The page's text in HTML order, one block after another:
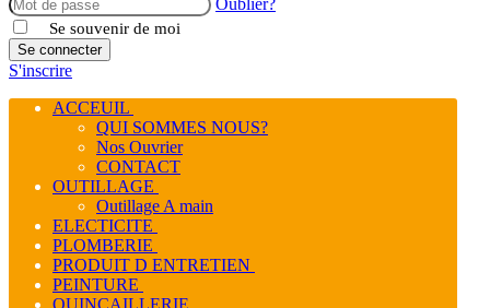
Se souvenir de moi
Se connecter
S'inscrire
ACCEUIL
QUI SOMMES NOUS?
Nos Ouvrier
CONTACT
OUTILLAGE
Outillage A main
ELECTICITE
PLOMBERIE
PRODUIT D ENTRETIEN
PEINTURE
QUINCAILLERIE